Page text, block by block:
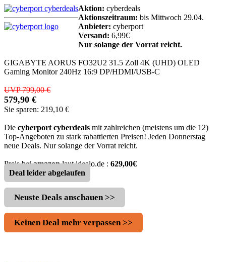
Aktion: cyberdeals
Aktionszeitraum: bis Mittwoch 29.04.
Anbieter: cyberport
Versand: 6,99€
Nur solange der Vorrat reicht.
GIGABYTE AORUS FO32U2 31.5 Zoll 4K (UHD) OLED
Gaming Monitor 240Hz 16:9 DP/HDMI/USB-C
UVP 799,00 €
579,90 €
Sie sparen: 219,10 €
Die cyberport cyberdeals mit zahlreichen (meistens um die 12)
Top-Angeboten zu stark rabattierten Preisen! Jeden Donnerstag
neue Deals. Nur solange der Vorrat reicht.
Preis beiamazonlaut idealo.de : 629,00€
Deal leider abgelaufen
Neuste Deals anschauen >>
Keinen Deal mehr verpassen >>